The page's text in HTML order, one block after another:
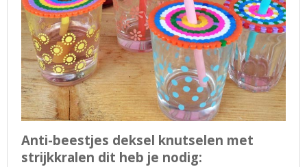
Anti-beestjes deksel knutselen met
strijkkralen dit heb je nodig: